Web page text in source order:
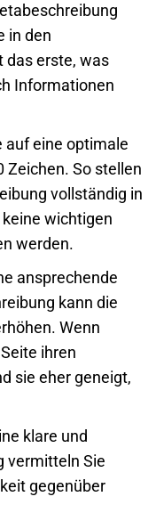
in den
das erste, was
Informationen
auf eine optimale
Zeichen. So stellen
vollständig in
wichtigen
werden.
ansprechende
kann die
Wenn
ihren
sie eher geneigt,
klare und
vermitteln Sie
gegenüber